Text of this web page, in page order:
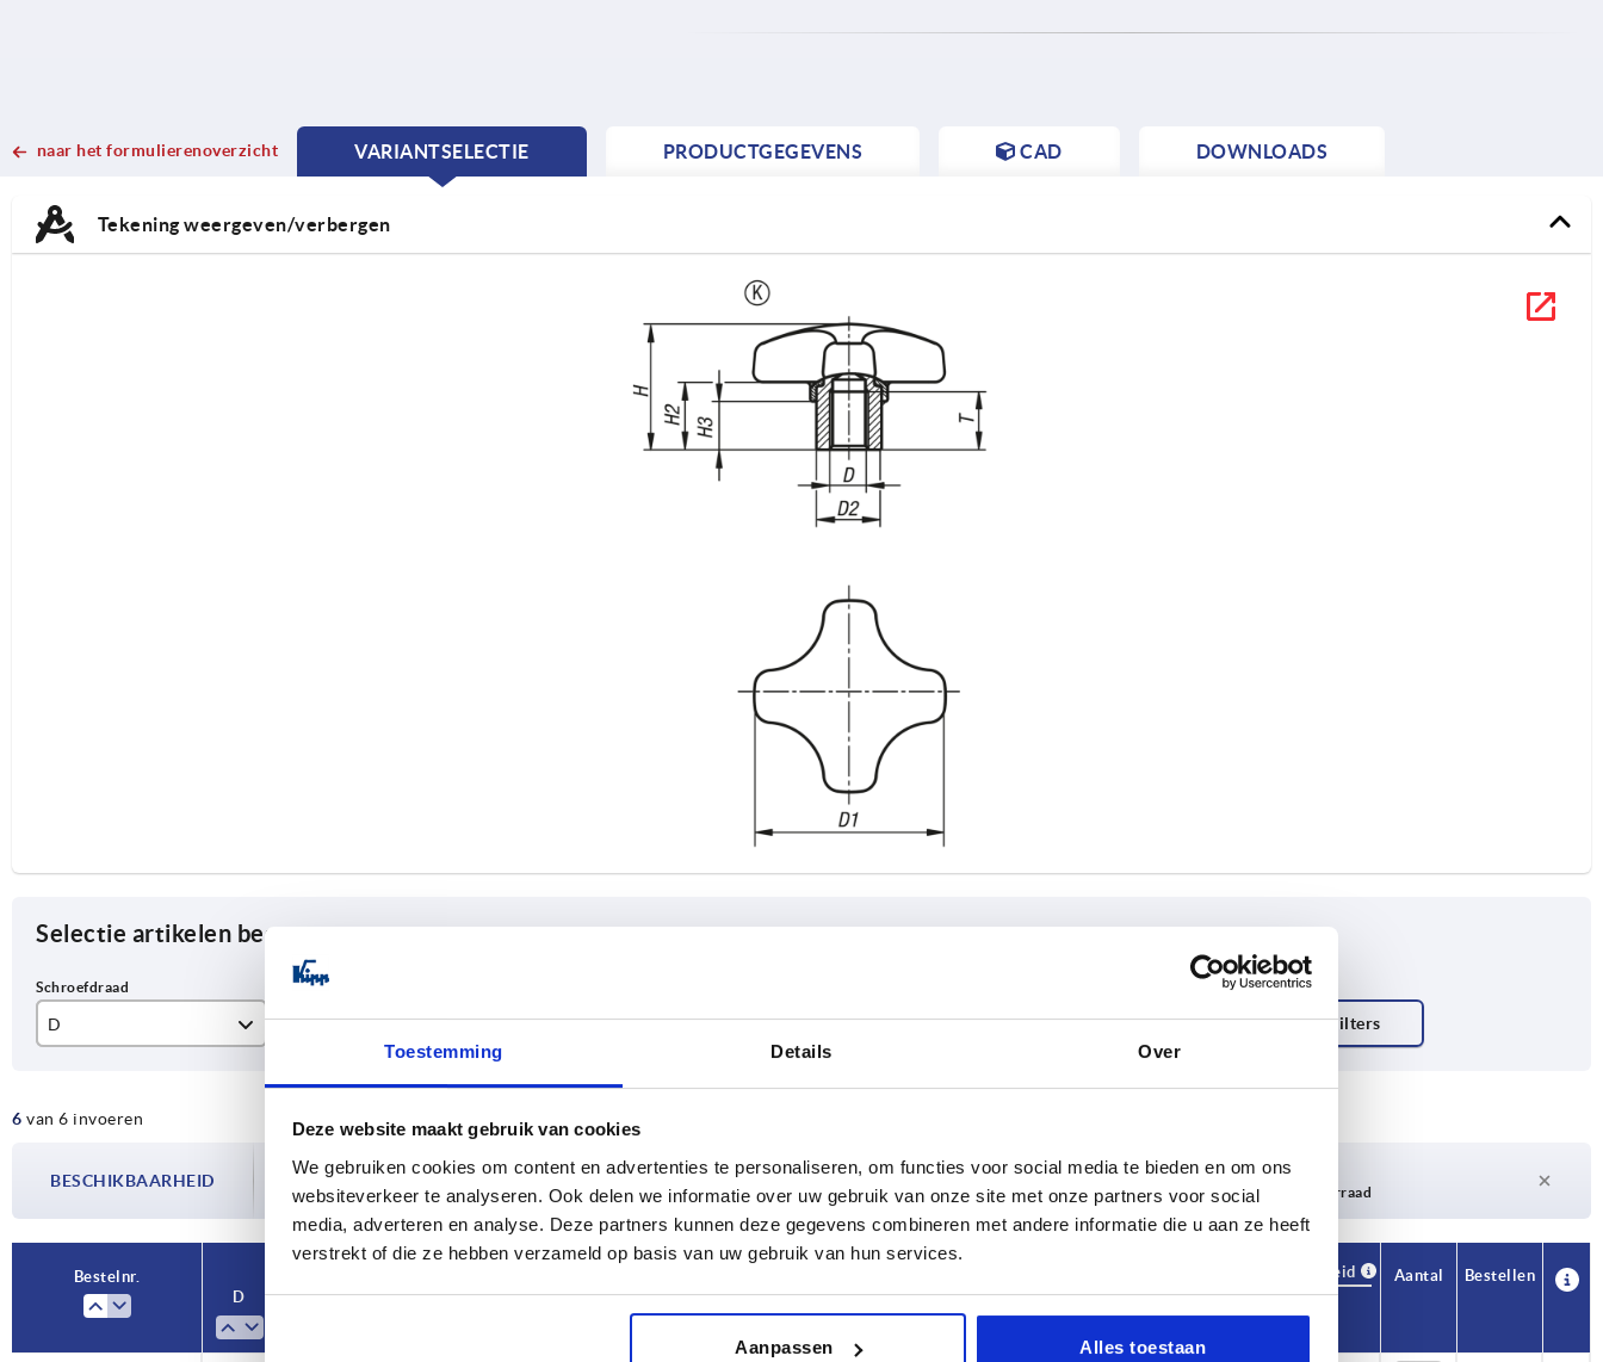
Toestemming Details Over
Deze website maakt gebruik van cookies
We gebruiken cookies om content en advertenties te personaliseren, om functies voor social media te bieden en om ons
websiteverkeer te analyseren. Ook delen we informatie over uw gebruik van onze site met onze partners voor social
media, adverteren en analyse. Deze partners kunnen deze gegevens combineren met andere informatie die u aan ze heeft
verstrekt of die ze hebben verzameld op basis van uw gebruik van hun services.
Aanpassen Alles toestaan
naar het formulierenoverzicht
VARIANTSELECTIE
CURRENT
CURRENT
PRODUCTGEGEVENS CAD DOWNLOADS
Tekening weergeven/verbergen
Selectie artikelen begrenzen
D
M6
M10
Kleur basislichaam Materiaal component D1
40
50
T
17
6 van 6 invoeren
BESCHIKBAARHEID
bijgewerkt. In de laatste stap voordat je je bestelling afrondt, word je geïnformeerd
over de bevestigde verzenddatum.
1-3 dagen
Levertijd op aanvraag
4-20 dagen
Momenteel niet op voorraad
Bestelnr.
D
Kleur basislichaam Materiaal component D1 T Vorm Oppervlak Component D2 H H2 H3
Beschikbaarheid
Prijs
Aantal Bestellen
Bestelnr.
D
Kleur basislichaam Materiaal component D1 T Vorm Oppervlak Component D2 H H2 H3
Beschikbaarheid
Prijs
Aantal Bestellen